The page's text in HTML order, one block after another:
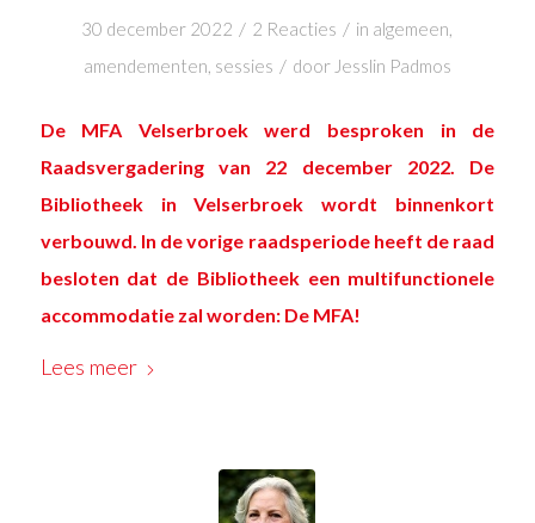
30 december 2022 / 2 Reacties / in algemeen,
amendementen, sessies / door Jesslin Padmos
De MFA Velserbroek werd besproken in de
Raadsvergadering van 22 december 2022. De
Bibliotheek in Velserbroek wordt binnenkort
verbouwd. In de vorige raadsperiode heeft de raad
besloten dat de Bibliotheek een multifunctionele
accommodatie zal worden: De MFA!
Lees meer